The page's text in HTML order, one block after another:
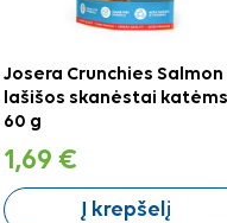
Josera Crunchies Salmon
lašišos skanėstai
60 g
1,69 €
Į krepšelį